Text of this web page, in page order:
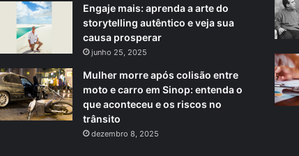
Engaje mais: aprenda a arte do
storytelling autêntico e veja sua
causa prosperar
junho 25, 2025
Mulher morre após colisão entre
moto e carro em Sinop: entenda o
que aconteceu e os riscos no
trânsito
dezembro 8, 2025